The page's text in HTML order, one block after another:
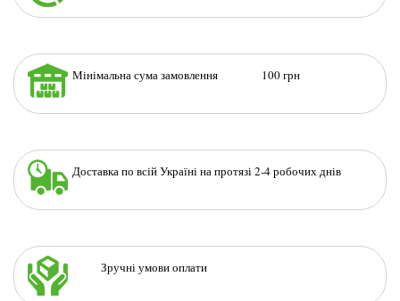
Мінімальна сума замовлення 100 грн
Доставка по всій Україні на протязі 2-4 робочих днів
Зручні умови оплати